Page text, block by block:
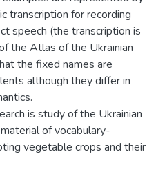
transcription for recording
speech (the transcription is
the Atlas of the Ukrainian
the fixed names are
although they differ in
is study of the Ukrainian
of vocabulary-
vegetable crops and their